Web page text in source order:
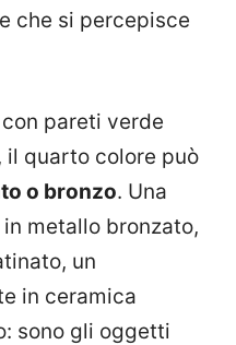
che si percepisce
pareti verde
quarto colore può
o bronzo. Una
metallo bronzato,
un
in ceramica
sono gli oggetti